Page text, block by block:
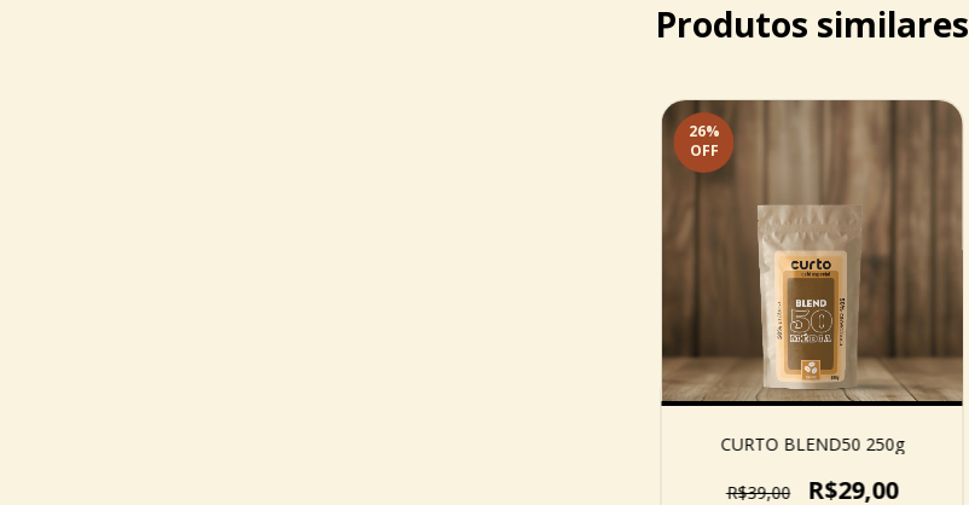
Produtos similares
26%
OFF
CURTO BLEND50 250g
R$39,00 R$29,00